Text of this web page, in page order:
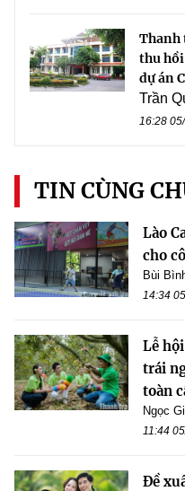
Thanh
thu
dự án
Trần
16:28
TIN CÙNG
Lào
cho
Bùi
14:34
Lễ
trái
toàn
Ngọc
11:44
Đề